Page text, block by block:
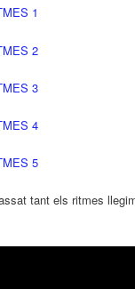
1
2
3
4
5
tant els ritmes